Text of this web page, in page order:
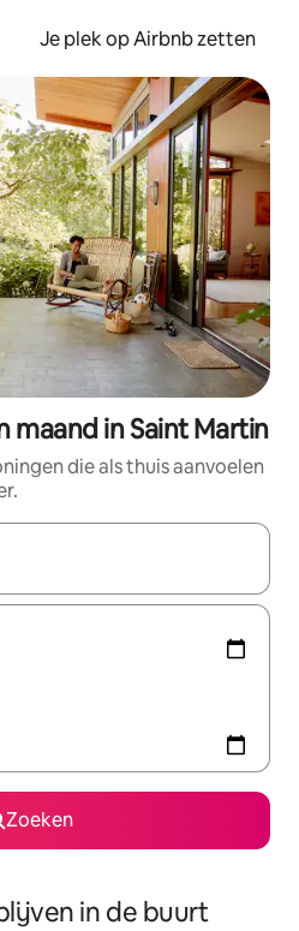
Je plek op Airbnb zetten
maand in Saint Martin
die als thuis aanvoelen
zijn, maak je een keuze
Zoeken
in de buurt